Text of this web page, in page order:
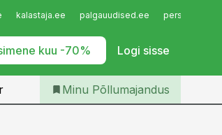
kalastaja.ee palgauudised.ee
kuu -70% Logi sisse
Iseteenindus
Telli Põllumajandus
Minu Põllumajandus